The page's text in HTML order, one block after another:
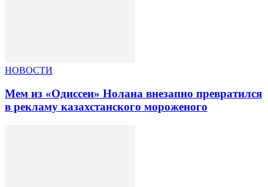
НОВОСТИ
Мем из «Одиссеи» Нолана внезапно превратился
в рекламу казахстанского мороженого